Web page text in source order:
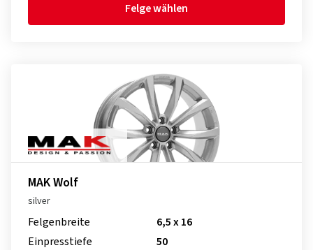
Felge wählen
MAK Wolf
silver
Felgenbreite
6,5 x 16
Einpresstiefe
50